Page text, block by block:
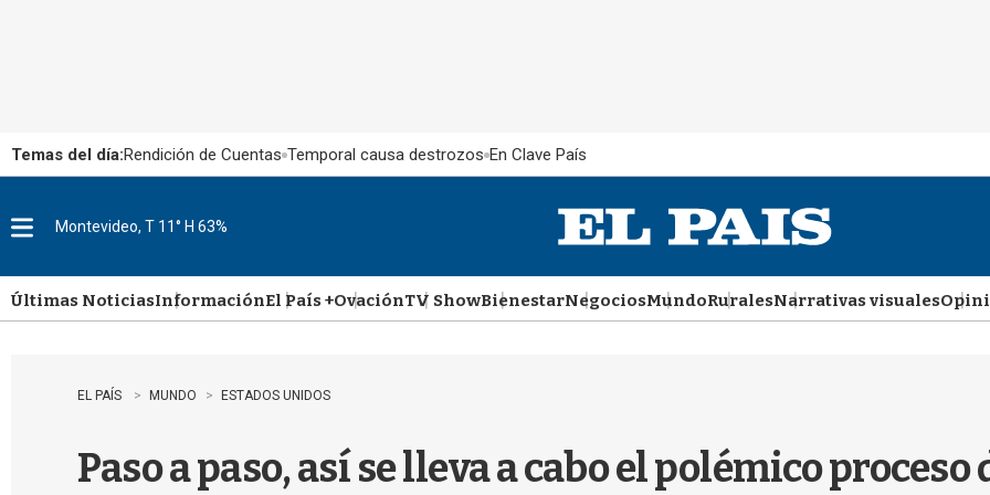
Temas del día:Rendición de Cuentas Temporal causa destrozos En Clave País
u
Montevideo, T 11° H 63%
Últimas NoticiasInformaciónEl País +OvaciónTV ShowBienestarNegociosMundoRuralesNarrativas visuales
EL PAÍS MUNDO ESTADOS UNIDOS
Paso a paso, así se lleva a cabo el polémico